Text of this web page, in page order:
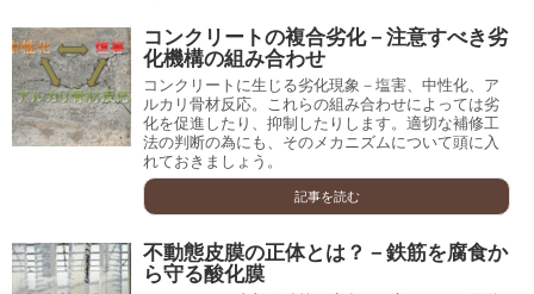
コンクリートの複合劣化－注意すべき劣
化機構の組み合わせ
コンクリートに生じる劣化現象－塩害、中性化、ア
ルカリ骨材反応。これらの組み合わせによっては劣
化を促進したり、抑制したりします。適切な補修工
法の判断の為にも、そのメカニズムについて頭に入
れておきましょう。
記事を読む
不動態皮膜の正体とは？－鉄筋を腐食か
ら守る酸化膜